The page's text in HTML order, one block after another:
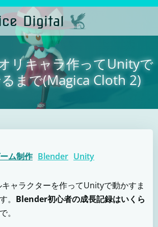
ン
テ
ン
ツ
へ
ス
キ
ッ
プ
Digital
リキャラ作ってUnityで
まで(Magica Cloth 2)
ム制作 Blender Unity
ャラクターを作ってUnityで動かすま
。 Blender初心者の成長記録はいくら
。